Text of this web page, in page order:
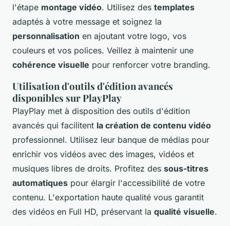
l'étape montage vidéo. Utilisez des templates
adaptés à votre message et soignez la
personnalisation en ajoutant votre logo, vos
couleurs et vos polices. Veillez à maintenir une
cohérence visuelle pour renforcer votre branding.
Utilisation d'outils d'édition avancés
disponibles sur PlayPlay
PlayPlay met à disposition des outils d'édition
avancés qui facilitent la création de contenu vidéo
professionnel. Utilisez leur banque de médias pour
enrichir vos vidéos avec des images, vidéos et
musiques libres de droits. Profitez des sous-titres
automatiques pour élargir l'accessibilité de votre
contenu. L'exportation haute qualité vous garantit
des vidéos en Full HD, préservant la qualité visuelle.